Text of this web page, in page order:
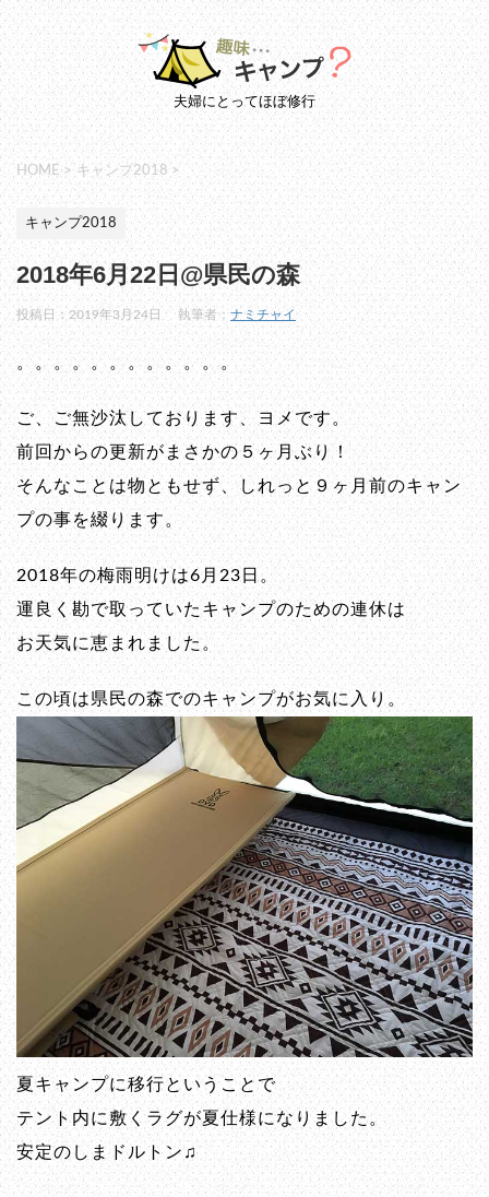
夫婦にとってほぼ修行
HOME> キャンプ2018 >
キャンプ2018
2018年6月22日@県民の森
投稿日： 2019年3月24日 執筆者：ナミチャイ
。。。。。。。。。。。。
ご、ご無沙汰しております、ヨメです。
前回からの更新がまさかの５ヶ月ぶり！
そんなことは物ともせず、しれっと９ヶ月前のキャン
プの事を綴ります。
2018年の梅雨明けは6月23日。
運良く勘で取っていたキャンプのための連休は
お天気に恵まれました。
この頃は県民の森でのキャンプがお気に入り。
夏キャンプに移行ということで
テント内に敷くラグが夏仕様になりました。
安定のしまドルトン♫